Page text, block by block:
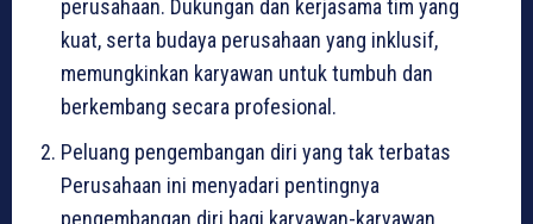
perusahaan. Dukungan dan kerjasama tim yang
kuat, serta budaya perusahaan yang inklusif,
memungkinkan karyawan untuk tumbuh dan
berkembang secara profesional.
Peluang pengembangan diri yang tak terbatas
Perusahaan ini menyadari pentingnya
pengembangan diri bagi karyawan-karyawan